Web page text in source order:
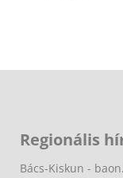
Regionális
Bács-Kiskun -